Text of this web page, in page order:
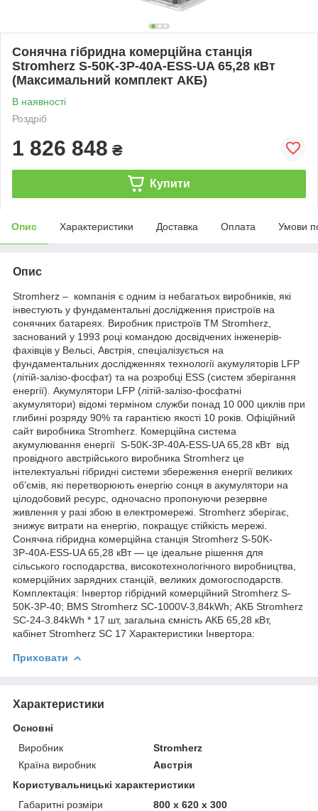
Сонячна гібридна комерційна станція
Stromherz S-50K-3Р-40А-ESS-UA 65,28 кВт
(Максимальний комплект АКБ)
В наявності
Роздріб
1 826 848 ₴
Купити
Опис Характеристики Доставка Оплата Умови
Опис
Stromherz – компанія є одним із небагатьох виробників, які
інвестують у фундаментальні дослідження пристроїв на
сонячних батареях. Виробник пристроїв TM Stromherz,
заснований у 1993 році командою досвідчених інженерів-
фахівців у Вельсі, Австрія, спеціалізується на
фундаментальних дослідженнях технології акумуляторів LFP
(літій-залізо-фосфат) та на розробці ESS (систем зберігання
енергії). Акумулятори LFP (літій-залізо-фосфатні
акумулятори) відомі терміном служби понад 10 000 циклів при
глибині розряду 90% та гарантією якості 10 років. Офіційний
сайт виробника Stromherz. Комерційна система
акумулювання енергії S-50K-3Р-40А-ESS-UA 65,28 кВт від
провідного австрійського виробника Stromherz це
інтелектуальні гібридні системи збереження енергії великих
об’ємів, які перетворюють енергію сонця в акумулятори на
цілодобовий ресурс, одночасно пропонуючи резервне
живлення у разі збою в електромережі. Stromherz зберігає,
знижує витрати на енергію, покращує стійкість мережі.
Сонячна гібридна комерційна станція Stromherz S-50K-
3Р-40А-ESS-UA 65,28 кВт — це ідеальне рішення для
сільського господарства, високотехнологічного виробництва,
комерційних зарядних станцій, великих домогосподарств.
Комплектація: Інвертор гібрідний комерційний Stromherz S-
50K-3Р-40; BMS Stromherz SС-1000V-3,84kWh; АКБ Stromherz
SС-24-3.84kWh * 17 шт, загальна ємність АКБ 65,28 кВт,
кабінет Stromherz SС 17 Характеристики Інвертора:
Приховати
Характеристики
Основні
Виробник
Stromherz
Країна виробник
Австрія
Користувальницькі характеристики
Габаритні розміри
800 x 620 x 300